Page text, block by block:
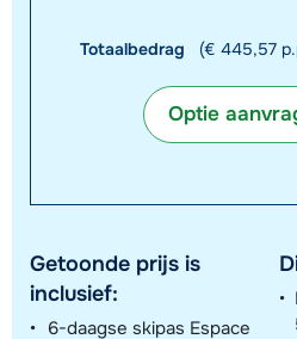
Totaalbedrag (€ 445,57
Optie
Getoonde prijs is
inclusief:
6-daagse skipas Espace